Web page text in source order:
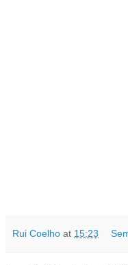
Rui Coelho at 15:23